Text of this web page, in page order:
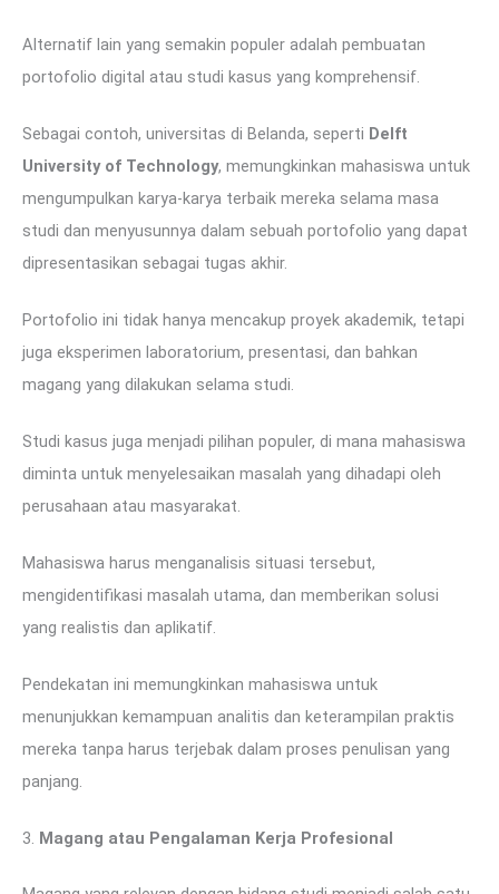
Alternatif lain yang semakin populer adalah pembuatan
portofolio digital atau studi kasus yang komprehensif.
Sebagai contoh, universitas di Belanda, seperti Delft
University of Technology, memungkinkan mahasiswa untuk
mengumpulkan karya-karya terbaik mereka selama masa
studi dan menyusunnya dalam sebuah portofolio yang dapat
dipresentasikan sebagai tugas akhir.
Portofolio ini tidak hanya mencakup proyek akademik, tetapi
juga eksperimen laboratorium, presentasi, dan bahkan
magang yang dilakukan selama studi.
Studi kasus juga menjadi pilihan populer, di mana mahasiswa
diminta untuk menyelesaikan masalah yang dihadapi oleh
perusahaan atau masyarakat.
Mahasiswa harus menganalisis situasi tersebut,
mengidentifikasi masalah utama, dan memberikan solusi
yang realistis dan aplikatif.
Pendekatan ini memungkinkan mahasiswa untuk
menunjukkan kemampuan analitis dan keterampilan praktis
mereka tanpa harus terjebak dalam proses penulisan yang
panjang.
3. Magang atau Pengalaman Kerja Profesional